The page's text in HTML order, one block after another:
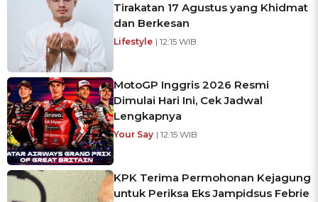
Tirakatan 17 Agustus yang Khidmat
dan Berkesan
Lifestyle | 12:15 WIB
MotoGP Inggris 2026 Resmi
Dimulai Hari Ini, Cek Jadwal
Lengkapnya
Your Say | 12:15 WIB
KPK Terima Permohonan Kejagung
untuk Periksa Eks Jampidsus Febrie